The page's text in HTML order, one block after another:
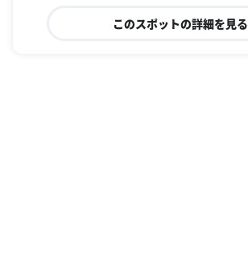
このスポットの詳細を見る